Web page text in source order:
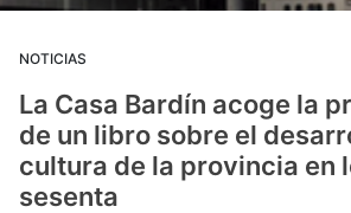
NOTICIAS
La Casa Bardín acoge la
de un libro sobre el
cultura de la provincia en
sesenta